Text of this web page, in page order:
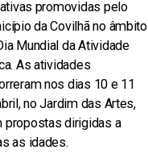
promovidas pelo
da Covilhã no âmbito
Mundial da Atividade
As atividades
nos dias 10 e 11
no Jardim das Artes,
propostas dirigidas a
as idades.